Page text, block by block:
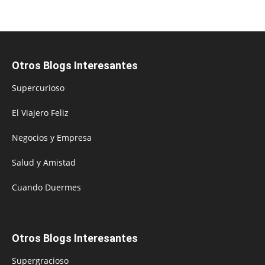
Otros Blogs Interesantes
Supercurioso
El Viajero Feliz
Negocios y Empresa
Salud y Amistad
Cuando Duermes
Otros Blogs Interesantes
Supergracioso